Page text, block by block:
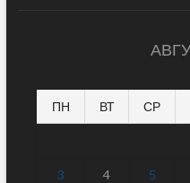
ПН ВТ СР
3 4 5